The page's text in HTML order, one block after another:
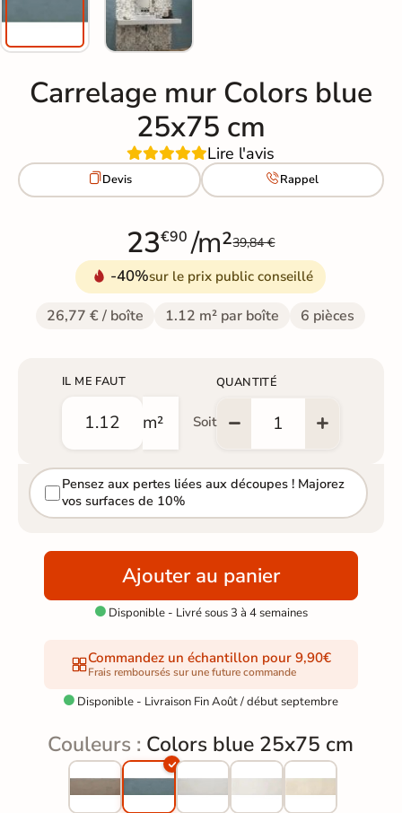
Carrelage mur Colors blue
25x75 cm
Lire l'avis
Devis Rappel
23€90 /m²39,84 €
-40%sur le prix public conseillé
26,77 € / boîte 1.12 m² par boîte 6 pièces
IL ME FAUT
m² Soit
QUANTITÉ
Pensez aux pertes liées aux découpes ! Majorez
vos surfaces de 10%
Ajouter au panier
Disponible - Livré sous 3 à 4 semaines
Commandez un échantillon pour 9,90€
Frais remboursés sur une future commande
 Disponible - Livraison Fin Août / début septembre
Couleurs : Colors blue 25x75 cm